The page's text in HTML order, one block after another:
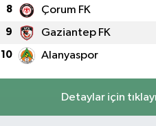
8 Çorum FK
9 Gaziantep FK
10 Alanyaspor
Detaylar için